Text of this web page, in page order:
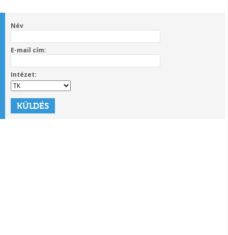
Név
E-mail cím:
Intézet: